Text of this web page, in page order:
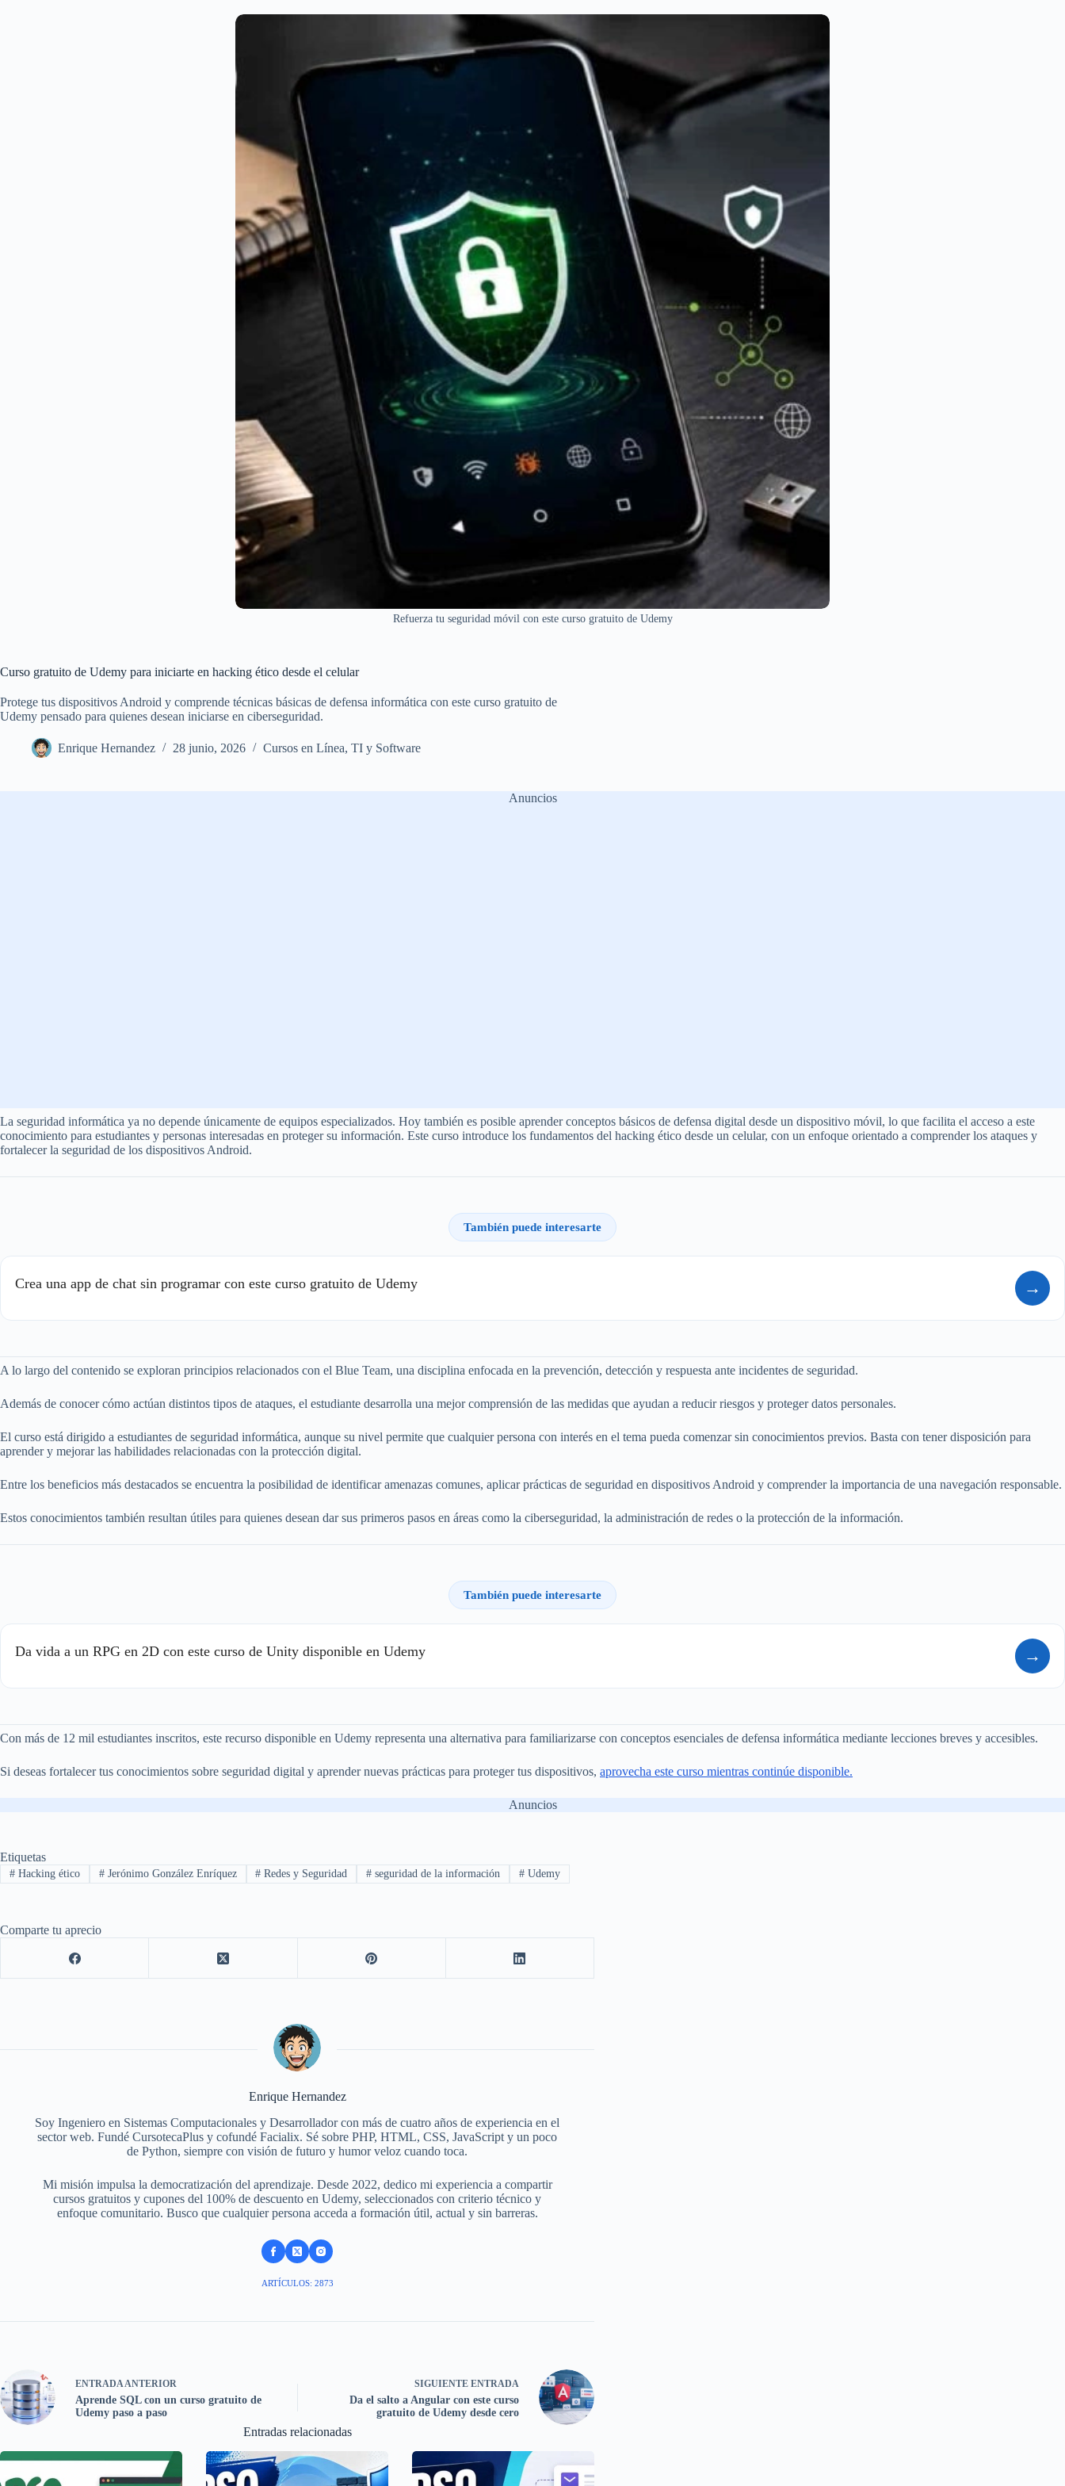
Refuerza tu seguridad móvil con este curso gratuito de Udemy
Curso gratuito de Udemy para iniciarte en hacking ético desde el celular
Protege tus dispositivos Android y comprende técnicas básicas de defensa informática con este curso gratuito de
Udemy pensado para quienes desean iniciarse en ciberseguridad.
Enrique Hernandez 28 junio, 2026 Cursos en Línea, TI y Software
Anuncios
La seguridad informática ya no depende únicamente de equipos especializados. Hoy también es posible aprender conceptos básicos de defensa digital desde un dispositivo móvil, lo que facilita el acceso a este
conocimiento para estudiantes y personas interesadas en proteger su información. Este curso introduce los fundamentos del hacking ético desde un celular, con un enfoque orientado a comprender los ataques y
fortalecer la seguridad de los dispositivos Android.
También puede interesarte
Crea una app de chat sin programar con este curso gratuito de Udemy →
A lo largo del contenido se exploran principios relacionados con el Blue Team, una disciplina enfocada en la prevención, detección y respuesta ante incidentes de seguridad.
Además de conocer cómo actúan distintos tipos de ataques, el estudiante desarrolla una mejor comprensión de las medidas que ayudan a reducir riesgos y proteger datos personales.
El curso está dirigido a estudiantes de seguridad informática, aunque su nivel permite que cualquier persona con interés en el tema pueda comenzar sin conocimientos previos. Basta con tener disposición para
aprender y mejorar las habilidades relacionadas con la protección digital.
Entre los beneficios más destacados se encuentra la posibilidad de identificar amenazas comunes, aplicar prácticas de seguridad en dispositivos Android y comprender la importancia de una navegación responsable.
Estos conocimientos también resultan útiles para quienes desean dar sus primeros pasos en áreas como la ciberseguridad, la administración de redes o la protección de la información.
También puede interesarte
Da vida a un RPG en 2D con este curso de Unity disponible en Udemy →
Con más de 12 mil estudiantes inscritos, este recurso disponible en Udemy representa una alternativa para familiarizarse con conceptos esenciales de defensa informática mediante lecciones breves y accesibles.
Si deseas fortalecer tus conocimientos sobre seguridad digital y aprender nuevas prácticas para proteger tus dispositivos, aprovecha este curso mientras continúe disponible.
Anuncios
Etiquetas
#Hacking ético #Jerónimo González Enríquez # Redes y Seguridad # seguridad de la información # Udemy
Comparte tu aprecio
Enrique Hernandez
Soy Ingeniero en Sistemas Computacionales y Desarrollador con más de cuatro años de experiencia en el
sector web. Fundé CursotecaPlus y cofundé Facialix. Sé sobre PHP, HTML, CSS, JavaScript y un poco
de Python, siempre con visión de futuro y humor veloz cuando toca.
Mi misión impulsa la democratización del aprendizaje. Desde 2022, dedico mi experiencia a compartir
cursos gratuitos y cupones del 100% de descuento en Udemy, seleccionados con criterio técnico y
enfoque comunitario. Busco que cualquier persona acceda a formación útil, actual y sin barreras.
ARTÍCULOS: 2873
ENTRADA ANTERIOR
Aprende SQL con un curso gratuito de
Udemy paso a paso
SIGUIENTE ENTRADA
Da el salto a Angular con este curso
gratuito de Udemy desde cero
Entradas relacionadas